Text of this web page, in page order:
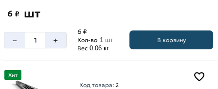
6 ₽ шт
– +
6 ₽
Кол-во 1 шт
Вес 0.06 кг
В корзину
Хит
Код товара: 2